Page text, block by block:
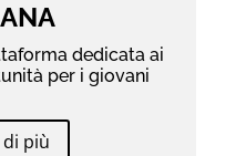
dedicata ai
per i giovani
più